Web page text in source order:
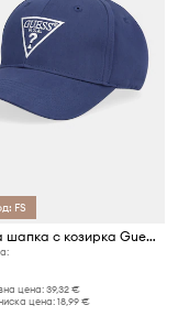
FS
Памучна шапка с козирка Guess
цена:39,32 €
цена:18,99 €